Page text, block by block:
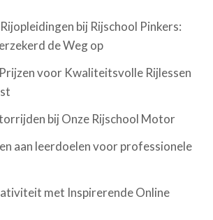
bij Rijschool Pinkers:
de Weg op
voor Kwaliteitsvolle Rijlessen
bij Onze Rijschool Motor
aan leerdoelen voor professionele
met Inspirerende Online